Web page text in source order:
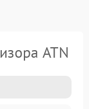
ATN